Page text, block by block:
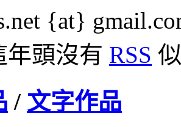
{at}
年頭沒有 RSS
/ 文字作品